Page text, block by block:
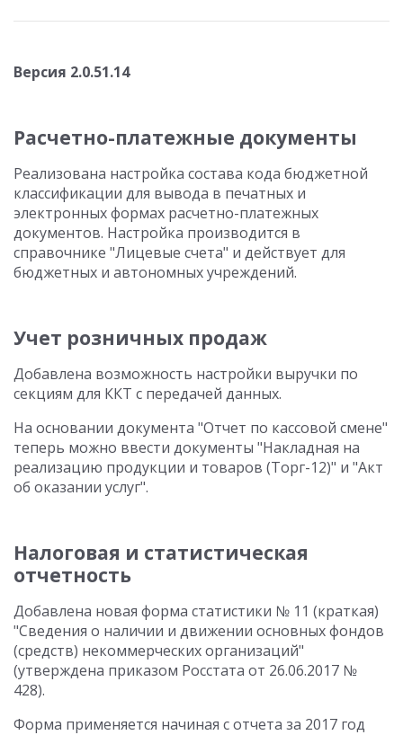
Версия 2.0.51.14
Расчетно-платежные документы
Реализована настройка состава кода бюджетной
классификации для вывода в печатных и
электронных формах расчетно-платежных
документов. Настройка производится в
справочнике "Лицевые счета" и действует для
бюджетных и автономных учреждений.
Учет розничных продаж
Добавлена возможность настройки выручки по
секциям для ККТ с передачей данных.
На основании документа "Отчет по кассовой смене"
теперь можно ввести документы "Накладная на
реализацию продукции и товаров (Торг-12)" и "Акт
об оказании услуг".
Налоговая и статистическая
отчетность
Добавлена новая форма статистики № 11 (краткая)
"Сведения о наличии и движении основных фондов
(средств) некоммерческих организаций"
(утверждена приказом Росстата от 26.06.2017 №
428).
Форма применяется начиная с отчета за 2017 год